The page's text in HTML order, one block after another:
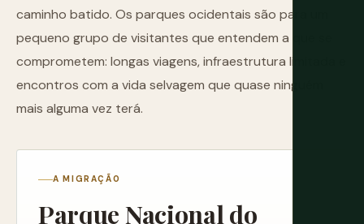
caminho batido. Os parques ocidentais são para um
pequeno grupo de visitantes que entendem a que se
comprometem: longas viagens, infraestrutura limitada e
encontros com a vida selvagem que quase ninguém
mais alguma vez terá.
A MIGRAÇÃO
Parque Nacional do